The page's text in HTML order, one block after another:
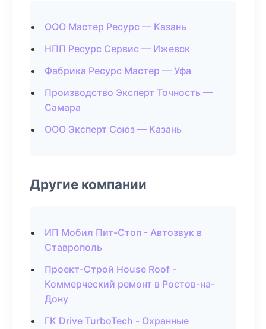
ООО Мастер Ресурс — Казань
НПП Ресурс Сервис — Ижевск
Фабрика Ресурс Мастер — Уфа
Производство Эксперт Точность —
Самара
ООО Эксперт Союз — Казань
Другие компании
ИП Мобил Пит-Стоп - Автозвук в
Ставрополь
Проект-Строй House Roof -
Коммерческий ремонт в Ростов-на-
Дону
ГК Drive TurboTech - Охранные